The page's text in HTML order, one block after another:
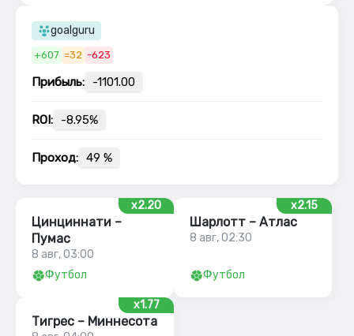
goalguru
+607 =32 -623
Прибыль: -1101.00
ROI: -8.95%
Проход: 49 %
x2.20
Цинциннати –
Пумас
8 авг, 03:00
Футбол
x2.15
Шарлотт – Атлас
8 авг, 02:30
Футбол
x1.77
Тигрес – Миннесота